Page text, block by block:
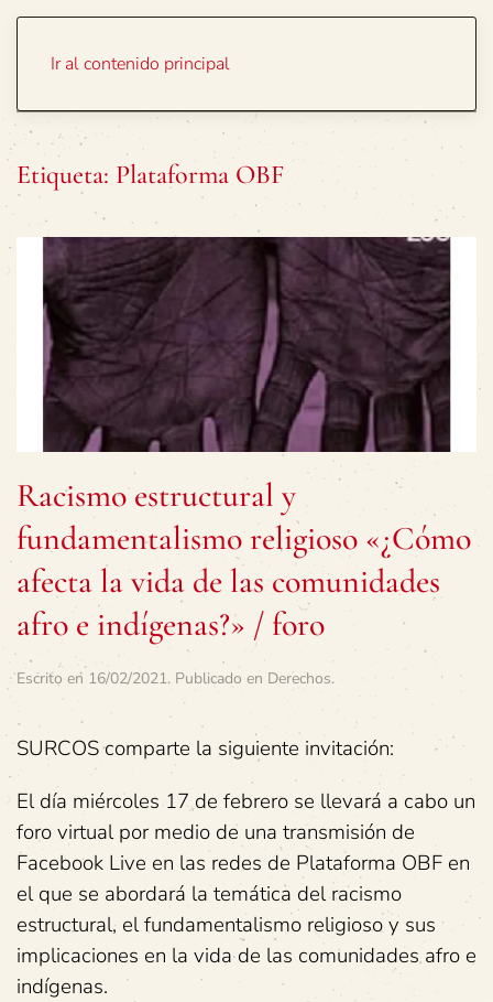
Ir al contenido principal
Etiqueta: Plataforma OBF
Racismo estructural y
fundamentalismo religioso «¿Cómo
afecta la vida de las comunidades
afro e indígenas?» / foro
Escrito en 16/02/2021. Publicado en Derechos.
SURCOS comparte la siguiente invitación:
El día miércoles 17 de febrero se llevará a cabo un
foro virtual por medio de una transmisión de
Facebook Live en las redes de Plataforma OBF en
el que se abordará la temática del racismo
estructural, el fundamentalismo religioso y sus
implicaciones en la vida de las comunidades afro e
indígenas.